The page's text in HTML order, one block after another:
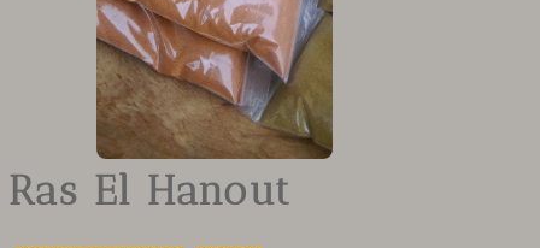
Ras El Hanout